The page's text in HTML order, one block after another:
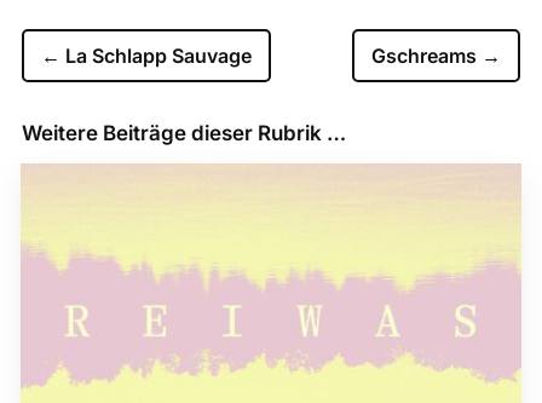
← La Schlapp Sauvage Gschreams →
Weitere Beiträge dieser Rubrik …